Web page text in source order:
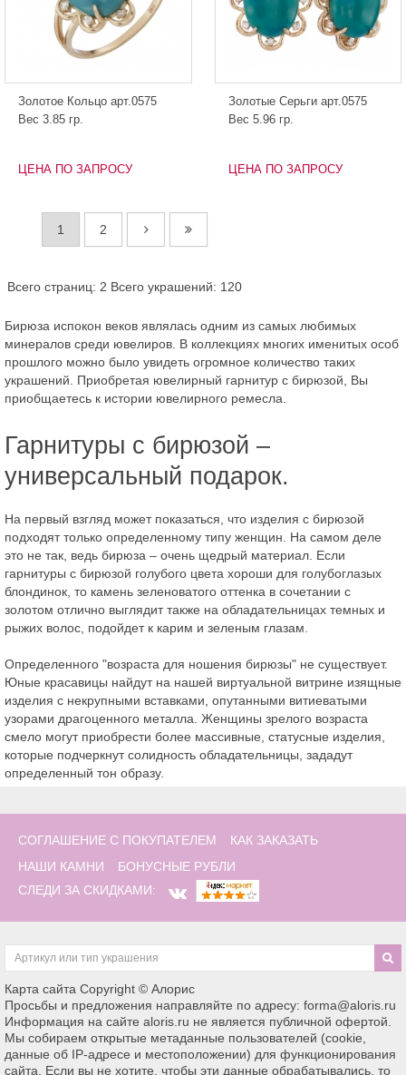
Золотое Кольцо арт.0575
Вес 3.85 гр.
ЦЕНА ПО ЗАПРОСУ
Золотые Серьги арт.0575
Вес 5.96 гр.
ЦЕНА ПО ЗАПРОСУ
1 2
Всего страниц: 2 Всего украшений: 120
Бирюза испокон веков являлась одним из самых любимых
минералов среди ювелиров. В коллекциях многих именитых особ
прошлого можно было увидеть огромное количество таких
украшений. Приобретая ювелирный гарнитур с бирюзой, Вы
приобщаетесь к истории ювелирного ремесла.
Гарнитуры с бирюзой –
универсальный подарок.
На первый взгляд может показаться, что изделия с бирюзой
подходят только определенному типу женщин. На самом деле
это не так, ведь бирюза – очень щедрый материал. Если
гарнитуры с бирюзой голубого цвета хороши для голубоглазых
блондинок, то камень зеленоватого оттенка в сочетании с
золотом отлично выглядит также на обладательницах темных и
рыжих волос, подойдет к карим и зеленым глазам.
Определенного "возраста для ношения бирюзы" не существует.
Юные красавицы найдут на нашей виртуальной витрине изящные
изделия с некрупными вставками, опутанными витиеватыми
узорами драгоценного металла. Женщины зрелого возраста
смело могут приобрести более массивные, статусные изделия,
которые подчеркнут солидность обладательницы, зададут
определенный тон образу.
СОГЛАШЕНИЕ С ПОКУПАТЕЛЕМ
КАК ЗАКАЗАТЬ
НАШИ КАМНИ
БОНУСНЫЕ РУБЛИ
СЛЕДИ ЗА СКИДКАМИ:
Карта сайта Copyright © Алорис
Просьбы и предложения направляйте по адресу: forma@aloris.ru
Информация на сайте aloris.ru не является публичной офертой.
Мы собираем открытые метаданные пользователей (cookie,
данные об IP-адресе и местоположении) для функционирования
сайта. Если вы не хотите, чтобы эти данные обрабатывались, то